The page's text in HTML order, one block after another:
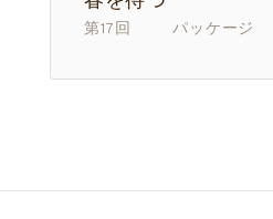
第17回 パッケージ